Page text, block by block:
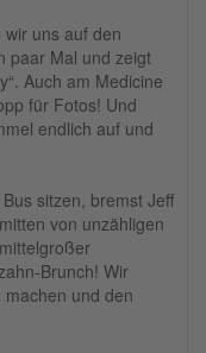
uns auf den
paar Mal und zeigt
Auch am Medicine
für Fotos! Und
endlich auf und
sitzen, bremst Jeff
von unzähligen
Brunch! Wir
und den